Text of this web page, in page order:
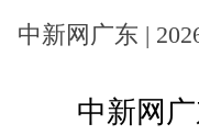
中新网广东 |
中新网广